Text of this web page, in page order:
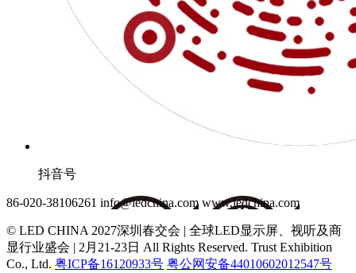
抖音号
86-020-38106261 info@ledchina.com www.ledchina.com
© LED CHINA 2027深圳春交会 | 全球LED显示屏、视听及商
显行业盛会 | 2月21-23日 All Rights Reserved. Trust Exhibition
Co., Ltd. 粤ICP备16120933号 粤公网安备44010602012547号